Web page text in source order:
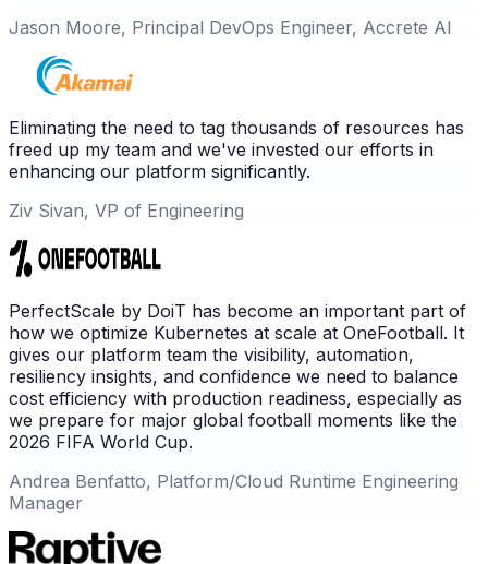
Jason Moore, Principal DevOps Engineer, Accrete AI
Eliminating the need to tag thousands of resources has
freed up my team and we've invested our efforts in
enhancing our platform significantly.
Ziv Sivan, VP of Engineering
PerfectScale by DoiT has become an important part of
how we optimize Kubernetes at scale at OneFootball. It
gives our platform team the visibility, automation,
resiliency insights, and confidence we need to balance
cost efficiency with production readiness, especially as
we prepare for major global football moments like the
2026 FIFA World Cup.
Andrea Benfatto, Platform/Cloud Runtime Engineering
Manager